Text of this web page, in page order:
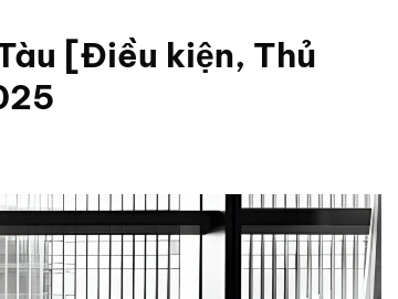
[Điều kiện, Thủ